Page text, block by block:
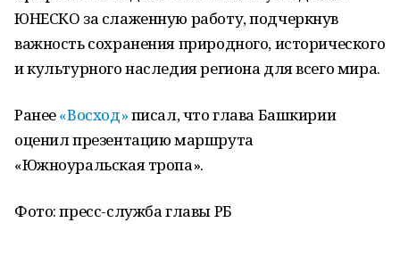
ЮНЕСКО за слаженную работу, подчеркнув
важность сохранения природного, исторического
и культурного наследия региона для всего мира.
Ранее«Восход»писал, что глава Башкирии
оценил презентацию маршрута
«Южноуральская тропа».
Фото: пресс-служба главы РБ